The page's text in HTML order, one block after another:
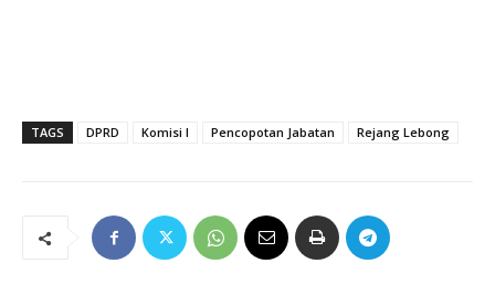
TAGS DPRD Komisi I Pencopotan Jabatan Rejang Lebong